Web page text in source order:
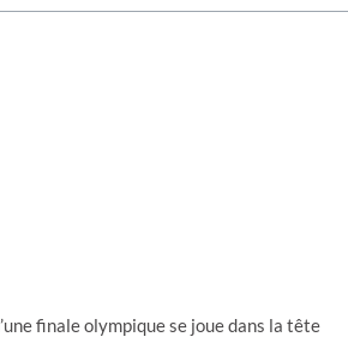
finale olympique se joue dans la tête